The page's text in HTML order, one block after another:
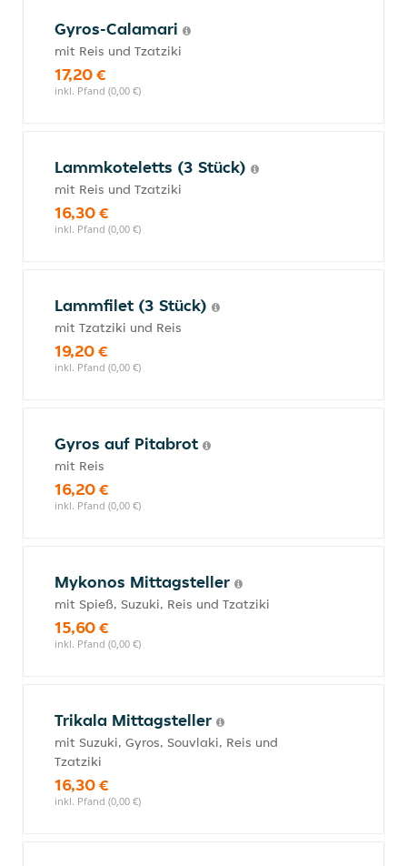
Gyros-Calamari
mit Reis und Tzatziki
17,20 €
inkl. Pfand (0,00 €)
Lammkoteletts (3 Stück)
mit Reis und Tzatziki
16,30 €
inkl. Pfand (0,00 €)
Lammfilet (3 Stück)
mit Tzatziki und Reis
19,20 €
inkl. Pfand (0,00 €)
Gyros auf Pitabrot
mit Reis
16,20 €
inkl. Pfand (0,00 €)
Mykonos Mittagsteller
mit Spieß, Suzuki, Reis und Tzatziki
15,60 €
inkl. Pfand (0,00 €)
Trikala Mittagsteller
mit Suzuki, Gyros, Souvlaki, Reis und
Tzatziki
16,30 €
inkl. Pfand (0,00 €)